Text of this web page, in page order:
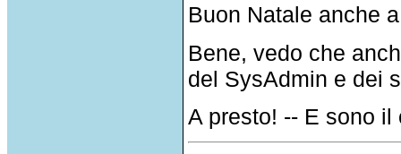
Buon Natale anche
Bene, vedo che
del SysAdmin e dei
A presto! -- E sono